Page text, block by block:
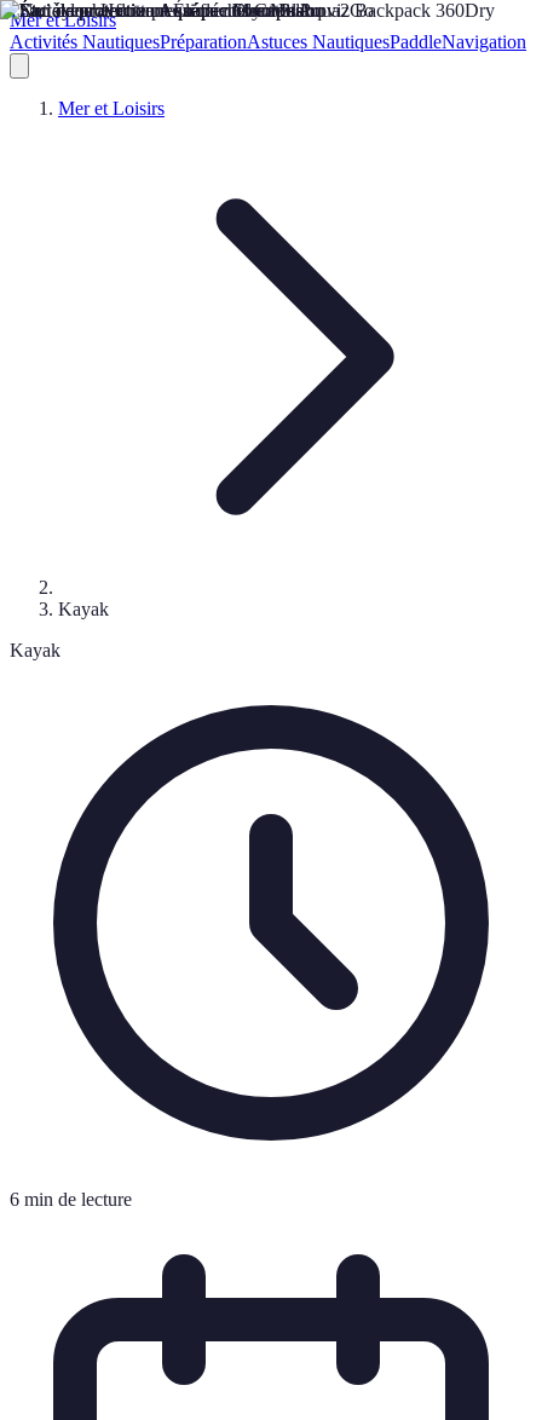
Mer et Loisirs
Activités NautiquesPréparationAstuces NautiquesPaddleNavigation
Mer et Loisirs
Kayak
Kayak
6 min de lecture